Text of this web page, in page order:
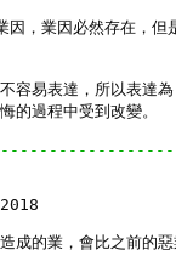
，業因必然存在，但
容易表達，所以表達
的過程中受到改變。
成的業，會比之前的